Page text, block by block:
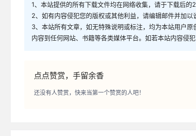
1、本站提供的所有下载文件均在网络收集，请于下载后的
2、如有内容侵犯您的版权或其他利益，请编辑邮件并加
3、本站所有文章，如无特殊说明或标注，均为本站用户
内容到任何网站、书籍等各类媒体平台。如若本站内容侵
点点赞赏，手留余香
还没有人赞赏，快来当第一个赞赏的人吧！